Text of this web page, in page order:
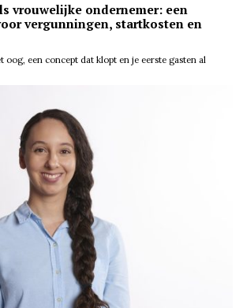
vrouwelijke ondernemer: een
vergunningen, startkosten en
oog, een concept dat klopt en je eerste gasten al